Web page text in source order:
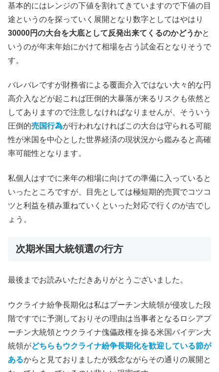
基本的にはレンジの下値を割れてきていますので下値の目
途というのを探っていく展開となり数字としてはやはり
30000円の大台を大底として反発出来てくるのかどうかと
いうのが年末年始にかけて相場を占う試金石となりそうで
す。
バレバレですが財務省による覆面介入ではない大々的な円
高介入などが起これば圧倒的大暴落が来るリスクも依然と
してありますので注意しなければなりませんが、そういう
圧倒的売国行為が行われなければこの大台は守られる可能
性が米国を中心とした世界経済の現状況から鑑みると高確
率可能性となります。
私個人はすでに来年の相場に向けての準備に入っていると
いったところですが、目先としては極短期的売買でコツコ
ツと利益を積み重ねていくといった対応で行くのが吉でし
ょう。
次期米国大統領選の行方
最後までお読みいただきありがとうございました。
ウクライナ紛争長期化は私はプーチン大統領が侵攻した段
階ですでに予測しておりその理由は当事者となるロシアプ
ーチン大統領とウクライナ傀儡政権を操る米国バイデン大
統領がどちらもウクライナ紛争長期化を歓迎している節が
あるからと見ておりましたが残念ながらその通りの展開と